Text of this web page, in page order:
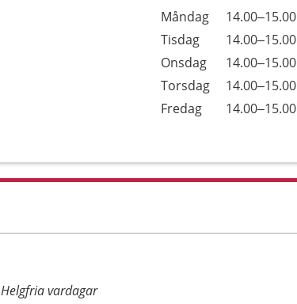
Dag
Öppettider
Kommentarer
Måndag 14.00–15.00
Tisdag
14.00–15.00
Onsdag
14.00–15.00
Torsdag
14.00–15.00
Fredag
14.00–15.00
Helgfria vardagar